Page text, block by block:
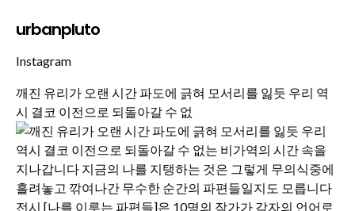
urbanpluto
Instagram
깨진 유리가 오랜 시간 파도에 긁혀 모서리를 잃듯 우리 역
시 결코 이전으로 되돌아갈 수 없